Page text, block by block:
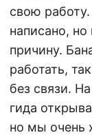
свою
написано,
причину.
работать,
без связи.
гида
но мы очень